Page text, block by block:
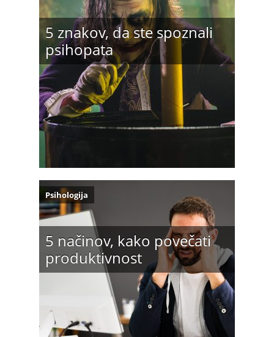
5 znakov, da ste spoznali
psihopata
5 načinov, kako povečati
produktivnost
Psihologija